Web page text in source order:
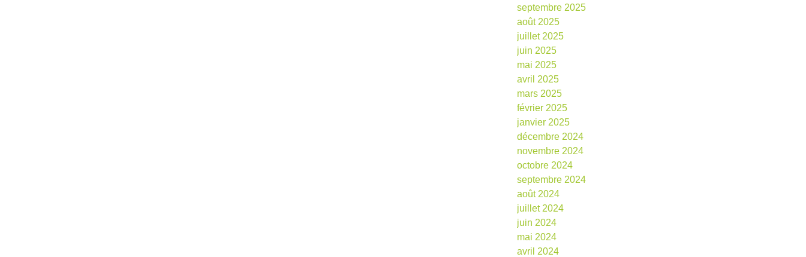
septembre 2025
août 2025
juillet 2025
juin 2025
mai 2025
avril 2025
mars 2025
février 2025
janvier 2025
décembre 2024
novembre 2024
octobre 2024
septembre 2024
août 2024
juillet 2024
juin 2024
mai 2024
avril 2024